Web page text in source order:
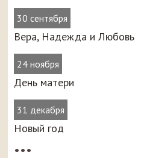
30 сентября
Вера, Надежда и Любовь
24 ноября
День матери
31 декабря
Новый год
•••